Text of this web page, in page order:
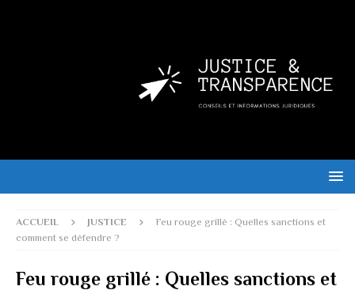
ACCUEIL JUSTICE
Feu rouge grillé : Quelles sanctions et
comment se défendre ?
Feu rouge grillé : Quelles sanctions et